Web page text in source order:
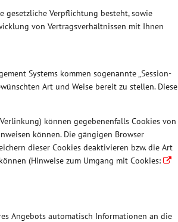
gesetzliche Verpflichtung besteht, sowie
von Vertragsverhältnissen mit Ihnen
Systems kommen sogenannte „Session-
Art und Weise bereit zu stellen. Diese
können gegebenenfalls Cookies von
können. Die gängigen Browser
dieser Cookies deaktivieren bzw. die Art
(Hinweise zum Umgang mit Cookies:
Angebots automatisch Informationen an die